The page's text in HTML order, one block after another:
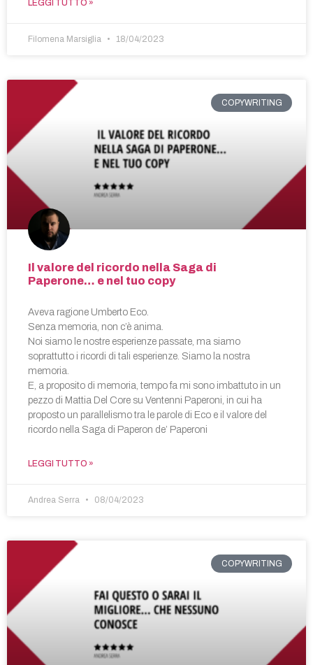
LEGGI TUTTO »
Filomena Marsiglia 18/04/2023
COPYWRITING
Il valore del ricordo nella Saga di
Paperone… e nel tuo copy
Aveva ragione Umberto Eco.
Senza memoria, non c’è anima.
Noi siamo le nostre esperienze passate, ma siamo
soprattutto i ricordi di tali esperienze. Siamo la nostra
memoria.
E, a proposito di memoria, tempo fa mi sono imbattuto in un
pezzo di Mattia Del Core su Ventenni Paperoni, in cui ha
proposto un parallelismo tra le parole di Eco e il valore del
ricordo nella Saga di Paperon de’ Paperoni
LEGGI TUTTO »
Andrea Serra 08/04/2023
COPYWRITING